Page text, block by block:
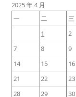
2025 年 4 月
一
二 三
1
2
7
8 9
14
15 16
21
22 23
28
29
30